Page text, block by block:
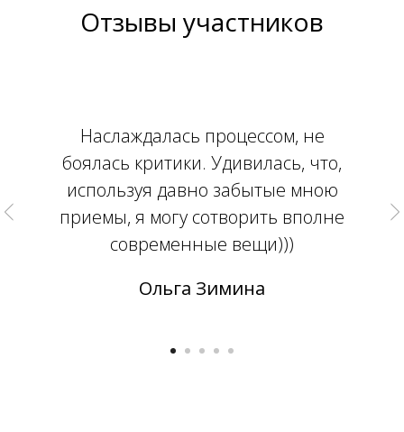
Отзывы участников
Наслаждалась процессом, не
боялась критики. Удивилась, что,
используя давно забытые мною
приемы, я могу сотворить вполне
современные вещи)))
Ольга Зимина